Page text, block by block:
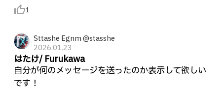
thumb_up_alt1
Sttashe Egnm @stasshe
2026.01.23
はたけ/ Furukawa
自分が何のメッセージを送ったのか表示して欲しい
です！